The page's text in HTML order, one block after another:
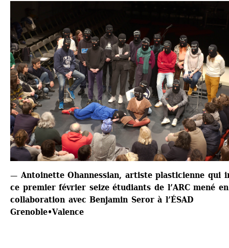
— Antoinette Ohannessian, artiste plasticienne qui
ce premier février seize étudiants de l’ARC mené en
collaboration avec Benjamin Seror à l’ÉSAD
Grenoble•Valence